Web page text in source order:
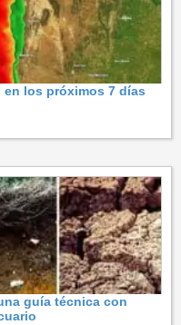
los próximos 7 días
guía técnica con